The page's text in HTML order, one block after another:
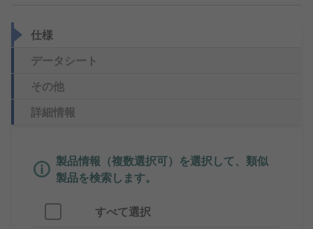
仕様
データシート
その他
詳細情報
製品情報（複数選択可）を選択して、類似
製品を検索します。
すべて選択